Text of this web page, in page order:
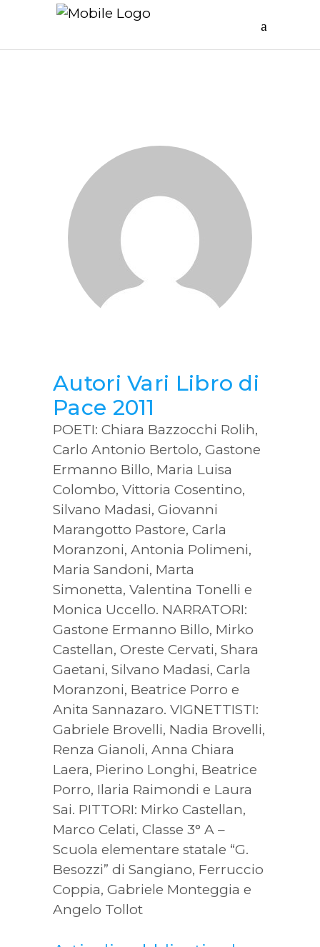
Autori Vari Libro di
Pace 2011
POETI: Chiara Bazzocchi Rolih,
Carlo Antonio Bertolo, Gastone
Ermanno Billo, Maria Luisa
Colombo, Vittoria Cosentino,
Silvano Madasi, Giovanni
Marangotto Pastore, Carla
Moranzoni, Antonia Polimeni,
Maria Sandoni, Marta
Simonetta, Valentina Tonelli e
Monica Uccello. NARRATORI:
Gastone Ermanno Billo, Mirko
Castellan, Oreste Cervati, Shara
Gaetani, Silvano Madasi, Carla
Moranzoni, Beatrice Porro e
Anita Sannazaro. VIGNETTISTI:
Gabriele Brovelli, Nadia Brovelli,
Renza Gianoli, Anna Chiara
Laera, Pierino Longhi, Beatrice
Porro, Ilaria Raimondi e Laura
Sai. PITTORI: Mirko Castellan,
Marco Celati, Classe 3° A –
Scuola elementare statale “G.
Besozzi” di Sangiano, Ferruccio
Coppia, Gabriele Monteggia e
Angelo Tollot